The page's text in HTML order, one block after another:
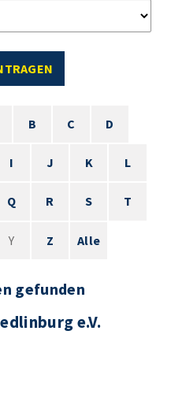
B C D
I J K L
Q R S T
Y Z Alle
gefunden
e.V.